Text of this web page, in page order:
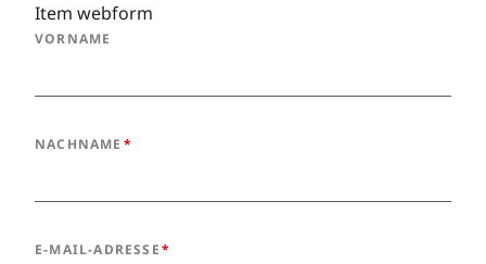
Item webform
VORNAME
NACHNAME
E-MAIL-ADRESSE